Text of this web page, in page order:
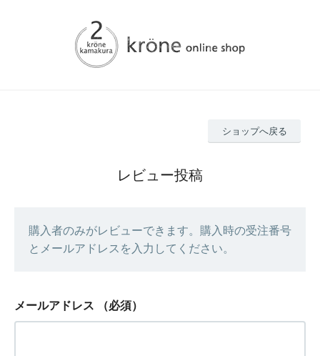
ショップへ戻る
レビュー投稿
購入者のみがレビューできます。購入時の受注番号
とメールアドレスを入力してください。
メールアドレス （必須）